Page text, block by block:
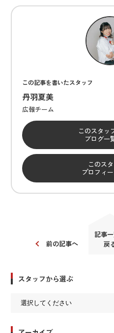
この記事を書いたスタッフ
丹羽夏美
広報チーム
このスタッ
ブログ一
このス
プロフィ
前の記事へ
記事
戻
スタッフから選ぶ